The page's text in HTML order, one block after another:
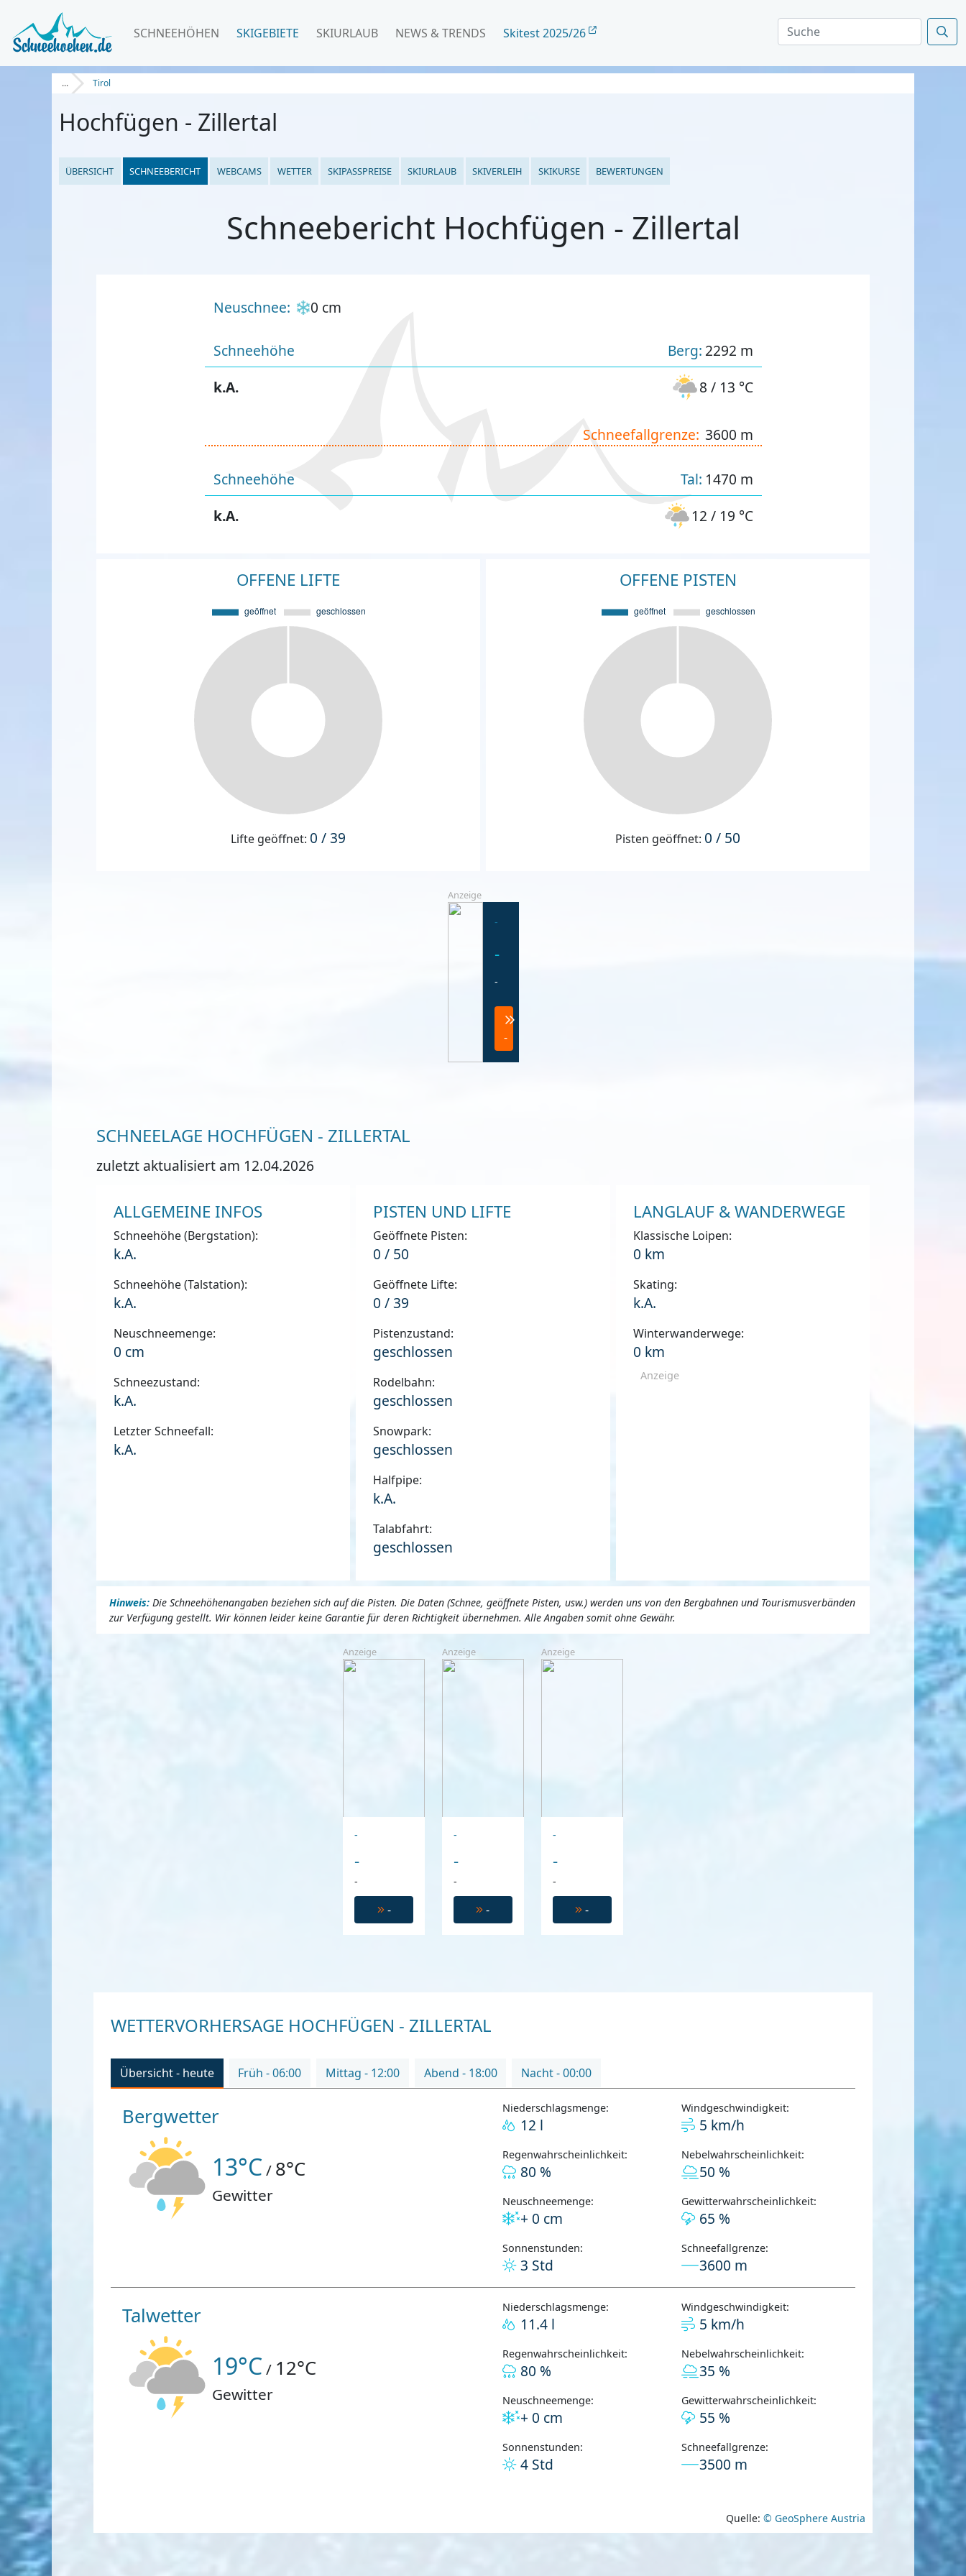
SCHNEEHÖHEN SKIGEBIETE SKIURLAUB NEWS & TRENDS Skitest 2025/26
... Tirol
Hochfügen - Zillertal
ÜBERSICHT SCHNEEBERICHT WEBCAMS WETTER SKIPASSPREISE SKIURLAUB SKIVERLEIH SKIKURSE BEWERTUNGEN
Schneebericht Hochfügen - Zillertal
Neuschnee: 0 cm
Schneehöhe Berg: 2292 m
k.A.
8 / 13 °C
Schneefallgrenze: 3600 m
Schneehöhe Tal: 1470 m
k.A.
12 / 19 °C
OFFENE LIFTE
Lifte geöffnet: 0 / 39
OFFENE PISTEN
Pisten geöffnet: 0 / 50
Anzeige
-
-
-
-
SCHNEELAGE HOCHFÜGEN - ZILLERTAL
zuletzt aktualisiert am 12.04.2026
ALLGEMEINE INFOS
Schneehöhe (Bergstation):
k.A.
Schneehöhe (Talstation):
k.A.
Neuschneemenge:
0 cm
Schneezustand:
k.A.
Letzter Schneefall:
k.A.
PISTEN UND LIFTE
Geöffnete Pisten:
0 / 50
Geöffnete Lifte:
0 / 39
Pistenzustand:
geschlossen
Rodelbahn:
geschlossen
Snowpark:
geschlossen
Halfpipe:
k.A.
Talabfahrt:
geschlossen
LANGLAUF & WANDERWEGE
Klassische Loipen:
0 km
Skating:
k.A.
Winterwanderwege:
0 km
Anzeige
Hinweis: Die Schneehöhenangaben beziehen sich auf die Pisten. Die Daten (Schnee, geöffnete Pisten, usw.) werden uns von den Bergbahnen und Tourismusverbänden
zur Verfügung gestellt. Wir können leider keine Garantie für deren Richtigkeit übernehmen. Alle Angaben somit ohne Gewähr.
Anzeige
-
-
-
-
Anzeige
-
-
-
-
Anzeige
-
-
-
-
WETTERVORHERSAGE HOCHFÜGEN - ZILLERTAL
Übersicht - heute Früh - 06:00 Mittag - 12:00 Abend - 18:00 Nacht - 00:00
Bergwetter
13°C / 8°C
Gewitter
Niederschlagsmenge:
12 l
Regenwahrscheinlichkeit:
80 %
Neuschneemenge:
+ 0 cm
Sonnenstunden:
3 Std
Windgeschwindigkeit:
5 km/h
Nebelwahrscheinlichkeit:
50 %
Gewitterwahrscheinlichkeit:
65 %
Schneefallgrenze:
3600 m
Talwetter
19°C / 12°C
Gewitter
Niederschlagsmenge:
11.4 l
Regenwahrscheinlichkeit:
80 %
Neuschneemenge:
+ 0 cm
Sonnenstunden:
4 Std
Windgeschwindigkeit:
5 km/h
Nebelwahrscheinlichkeit:
35 %
Gewitterwahrscheinlichkeit:
55 %
Schneefallgrenze:
3500 m
Quelle: © GeoSphere Austria